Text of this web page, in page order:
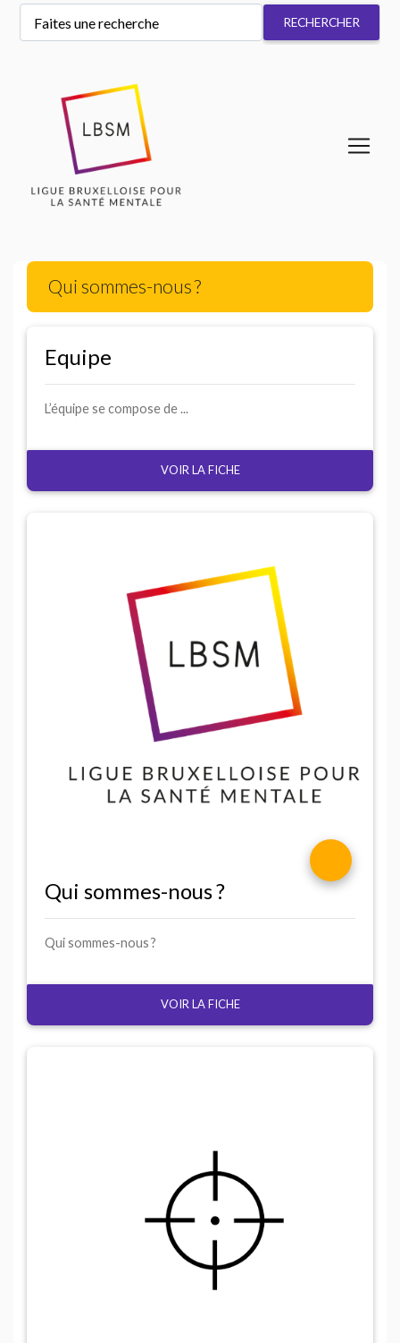
Qui sommes-nous?
Equipe
L’équipe se compose de ...
VOIR LA FICHE
Qui sommes-nous?
Qui sommes-nous?
VOIR LA FICHE